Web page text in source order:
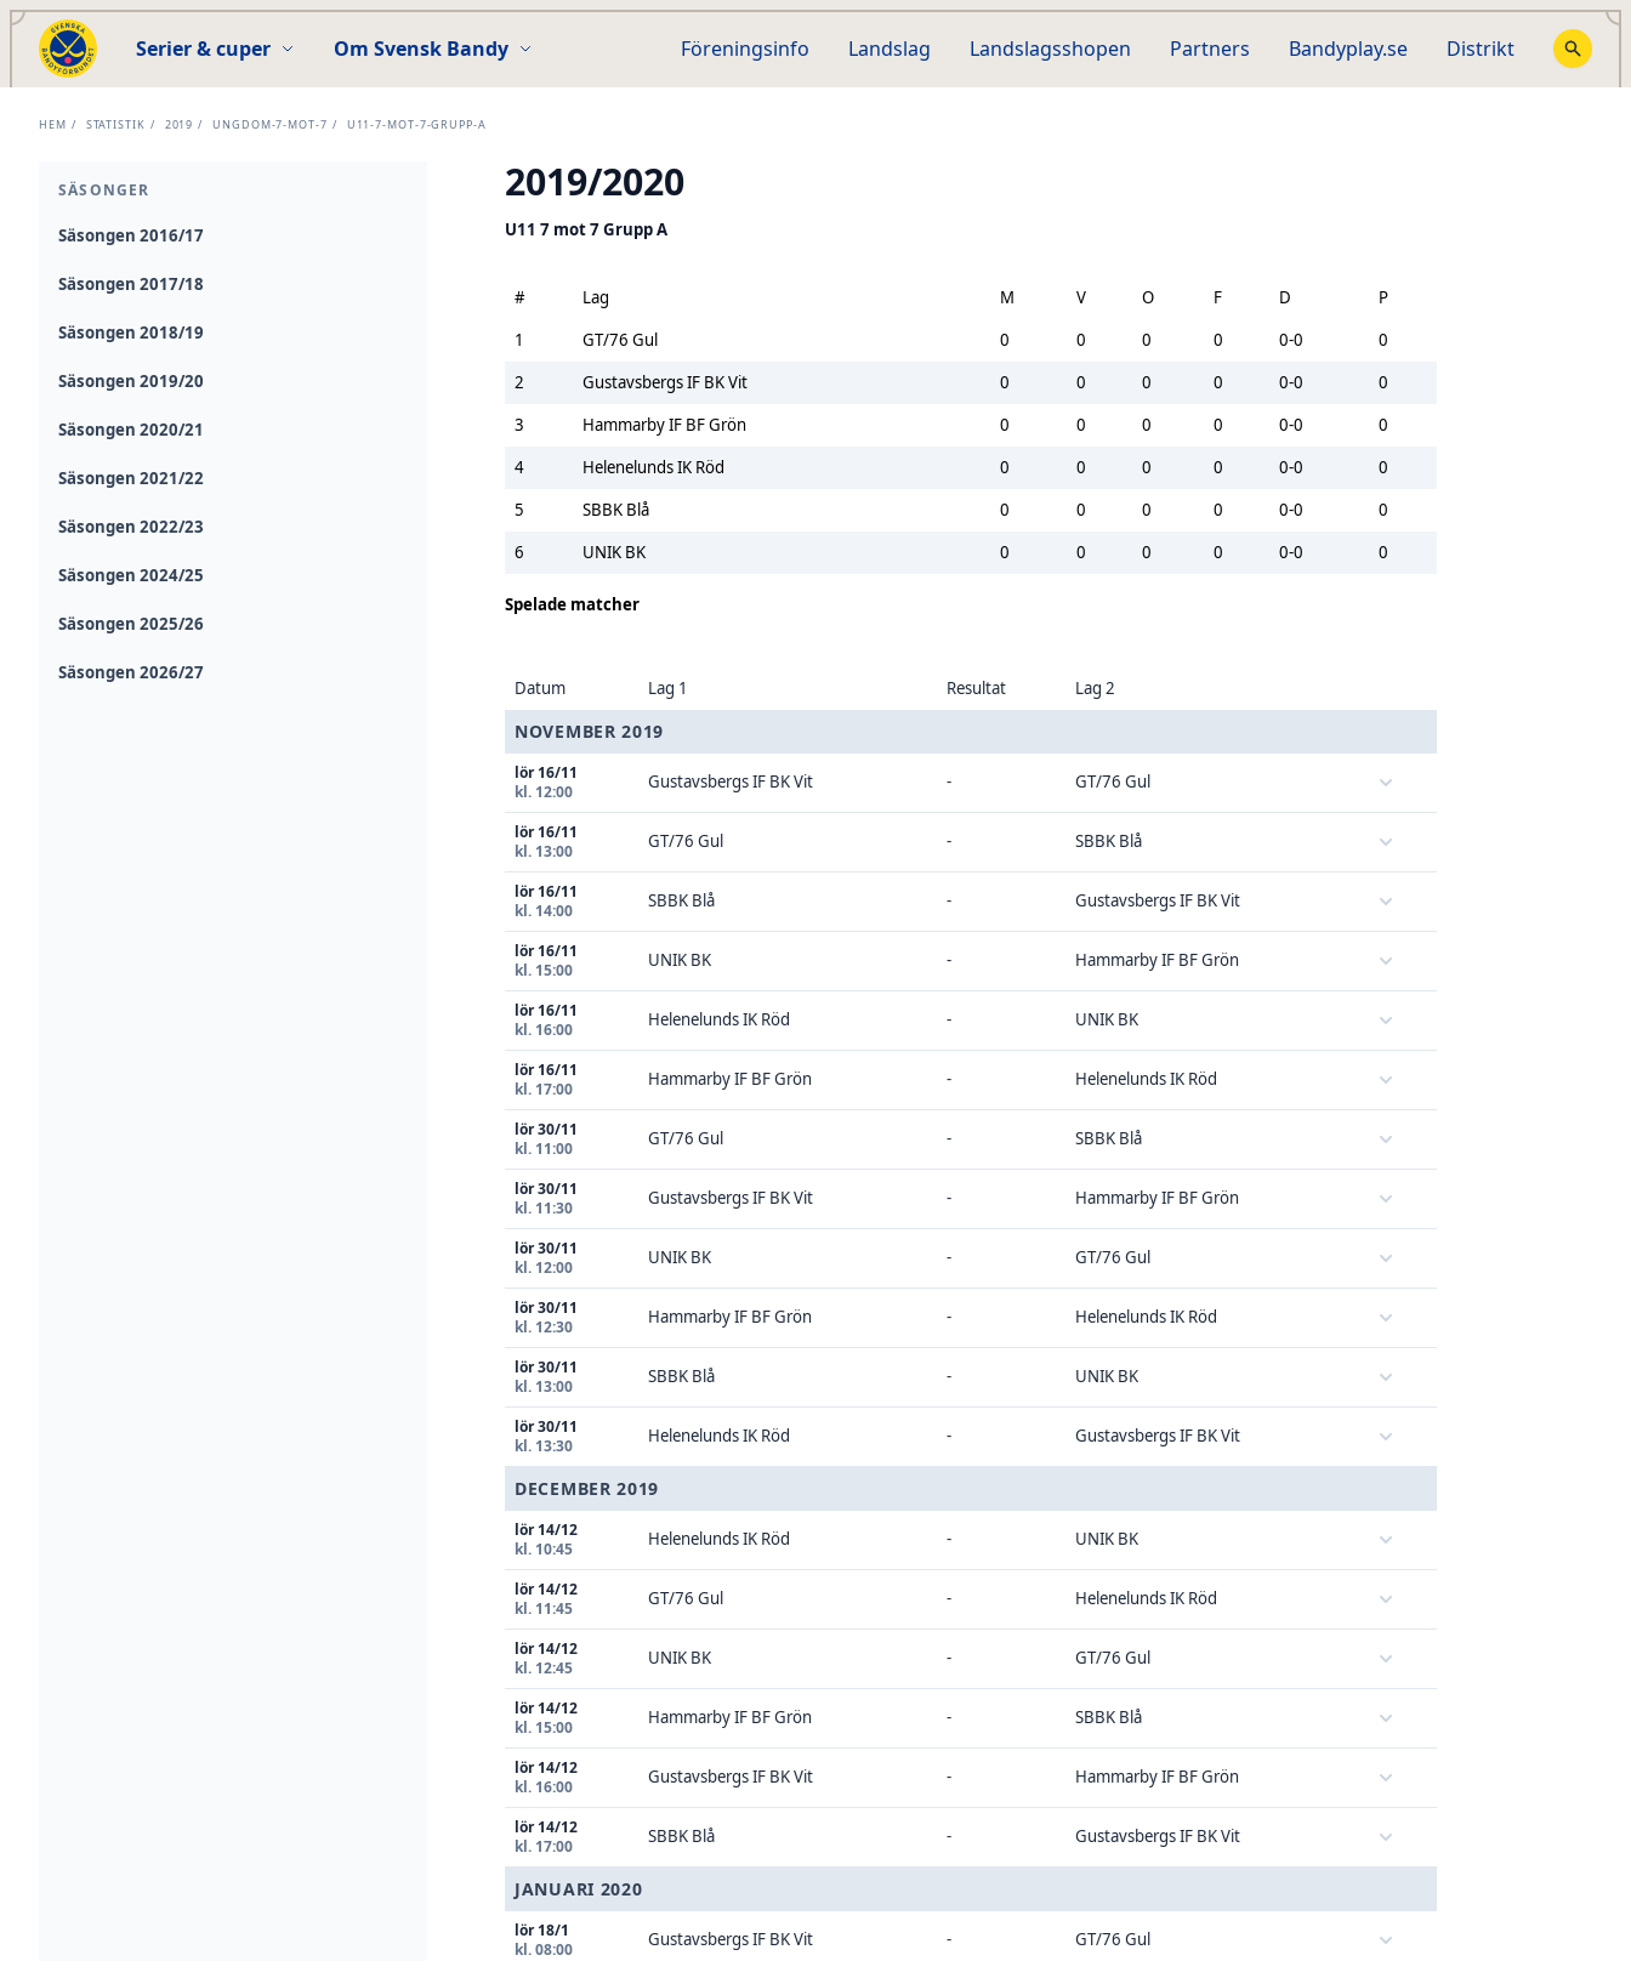
Serier & cuper Om Svensk Bandy Föreningsinfo Landslag Landslagsshopen Partners Bandyplay.se Distrikt
HEM / STATISTIK / 2019 / UNGDOM-7-MOT-7 / U11-7-MOT-7-GRUPP-A
SÄSONGER
Säsongen 2016/17
Säsongen 2017/18
Säsongen 2018/19
Säsongen 2019/20
Säsongen 2020/21
Säsongen 2021/22
Säsongen 2022/23
Säsongen 2024/25
Säsongen 2025/26
Säsongen 2026/27
2019/2020
U11 7 mot 7 Grupp A
# Lag M V O F D
P
1
GT/76 Gul 0 0 0 0 0-0
0
2
Gustavsbergs IF BK Vit 0 0 0 0 0-0
0
3
Hammarby IF BF Grön 0 0 0 0 0-0
0
4
Helenelunds IK Röd 0 0 0 0 0-0
0
5
SBBK Blå 0 0 0 0 0-0
0
6
UNIK BK 0 0 0 0 0-0 0
Spelade matcher
Datum Lag 1 Resultat Lag 2
NOVEMBER 2019
lör 16/11
kl. 12:00
Gustavsbergs IF BK Vit - GT/76 Gul
lör 16/11
kl. 13:00
GT/76 Gul - SBBK Blå
lör 16/11
kl. 14:00
SBBK Blå - Gustavsbergs IF BK Vit
lör 16/11
kl. 15:00
UNIK BK - Hammarby IF BF Grön
lör 16/11
kl. 16:00
Helenelunds IK Röd - UNIK BK
lör 16/11
kl. 17:00
Hammarby IF BF Grön - Helenelunds IK Röd
lör 30/11
kl. 11:00
GT/76 Gul - SBBK Blå
lör 30/11
kl. 11:30
Gustavsbergs IF BK Vit - Hammarby IF BF Grön
lör 30/11
kl. 12:00
UNIK BK - GT/76 Gul
lör 30/11
kl. 12:30
Hammarby IF BF Grön - Helenelunds IK Röd
lör 30/11
kl. 13:00
SBBK Blå - UNIK BK
lör 30/11
kl. 13:30
Helenelunds IK Röd - Gustavsbergs IF BK Vit
DECEMBER 2019
lör 14/12
kl. 10:45
Helenelunds IK Röd - UNIK BK
lör 14/12
kl. 11:45
GT/76 Gul - Helenelunds IK Röd
lör 14/12
kl. 12:45
UNIK BK - GT/76 Gul
lör 14/12
kl. 15:00
Hammarby IF BF Grön - SBBK Blå
lör 14/12
kl. 16:00
Gustavsbergs IF BK Vit - Hammarby IF BF Grön
lör 14/12
kl. 17:00
SBBK Blå - Gustavsbergs IF BK Vit
JANUARI 2020
lör 18/1
kl. 08:00
Gustavsbergs IF BK Vit - GT/76 Gul